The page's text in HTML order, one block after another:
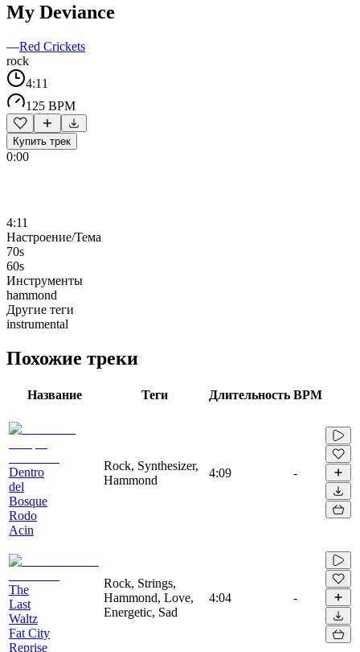
My Deviance
—Red Crickets
rock
4:11
125 BPM
Купить трек
0:00
4:11
Настроение/Тема
70s
60s
Инструменты
hammond
Другие теги
instrumental
Похожие треки
Название Теги Длительность BPM
Dentro
del
Bosque
Rodo
Acin
Rock, Synthesizer,
Hammond
4:09 -
The
Last
Waltz
Fat City
Reprise
Rock, Strings,
Hammond, Love,
Energetic, Sad
4:04 -